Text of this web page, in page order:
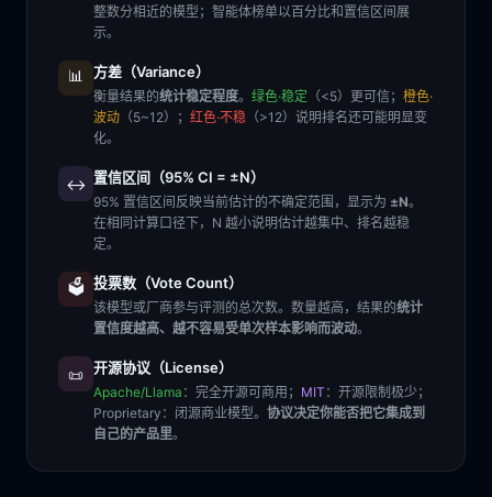
整数分相近的模型；智能体榜单以百分比和置信区间展
示。
📊 方差（Variance）
衡量结果的统计稳定程度。 绿色·稳定 （<5）更可信； 橙色·
波动 （5~12）； 红色·不稳 （>12）说明排名还可能明显变
化。
↔️ 置信区间（95% CI = ±N）
95% 置信区间反映当前估计的不确定范围，显示为 ±N。
在相同计算口径下，N 越小说明估计越集中、排名越稳
定。
🗳️ 投票数（Vote Count）
该模型或厂商参与评测的总次数。数量越高，结果的统计
置信度越高、越不容易受单次样本影响而波动。
📜 开源协议（License）
Apache/Llama ：完全开源可商用； MIT ：开源限制极少；
Proprietary ：闭源商业模型。 协议决定你能否把它集成到
自己的产品里。